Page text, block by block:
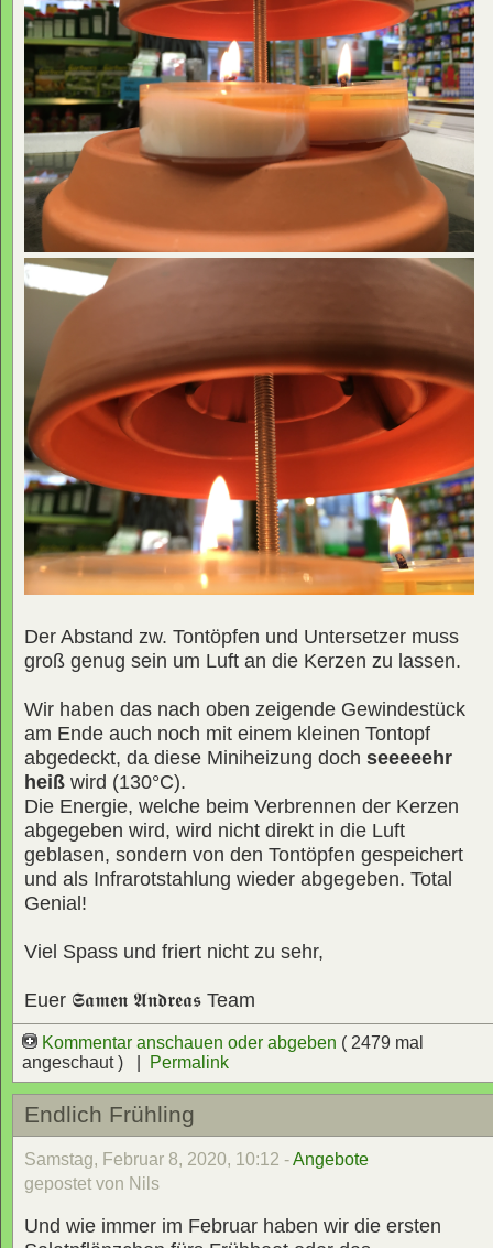
Der Abstand zw. Tontöpfen und Untersetzer muss
groß genug sein um Luft an die Kerzen zu lassen.
Wir haben das nach oben zeigende Gewindestück
am Ende auch noch mit einem kleinen Tontopf
abgedeckt, da diese Miniheizung doch seeeeehr
heiß wird (130°C).
Die Energie, welche beim Verbrennen der Kerzen
abgegeben wird, wird nicht direkt in die Luft
geblasen, sondern von den Tontöpfen gespeichert
und als Infrarotstahlung wieder abgegeben. Total
Genial!
Viel Spass und friert nicht zu sehr,
Euer 𝕾𝖆𝖒𝖊𝖓 𝕬𝖓𝖉𝖗𝖊𝖆𝖘 Team
Kommentar anschauen oder abgeben ( 2479 mal
angeschaut ) |
Permalink
Endlich Frühling
Samstag, Februar 8, 2020, 10:12 -Angebote
gepostet von Nils
Und wie immer im Februar haben wir die ersten